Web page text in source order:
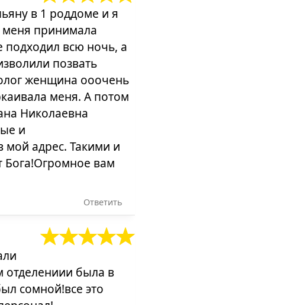
в 1 роддоме и я
меня принимала
подходил всю ночь, а
позвать
женщина ооочень
меня. А потом
Николаевна
и
мой адрес. Такими и
вам
Ответить
отделениии была в
сомной!все это